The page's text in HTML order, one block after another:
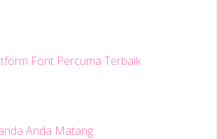
Font Percuma Terbaik
Anda Matang